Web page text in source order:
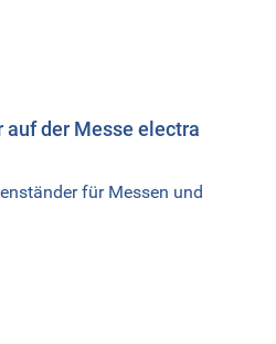
der Messe electra